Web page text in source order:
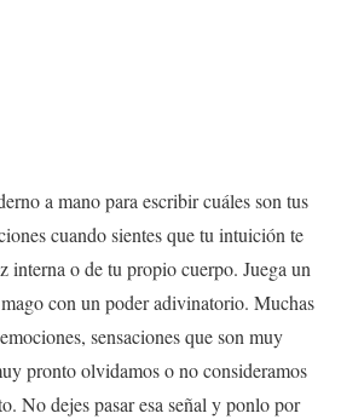
a mano para escribir cuáles son tus
cuando sientes que tu intuición te
interna o de tu propio cuerpo. Juega un
con un poder adivinatorio. Muchas
sensaciones que son muy
pronto olvidamos o no consideramos
No dejes pasar esa señal y ponlo por